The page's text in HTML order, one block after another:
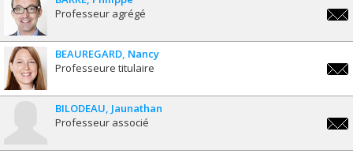
Professeur agrégé
BEAUREGARD Nancy
Professeure titulaire
BILODEAU Jaunathan
Professeur associé